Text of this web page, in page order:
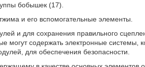
бобышек (17).
и его вспомогательные элементы.
и для сохранения правильного
могут содержать электронные системы,
для обеспечения безопасности.